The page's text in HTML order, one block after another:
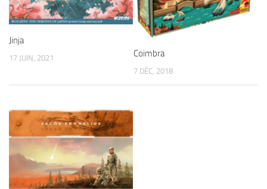
Jinja
17 JUIN, 2021 Coimbra
7 DÉC, 2018